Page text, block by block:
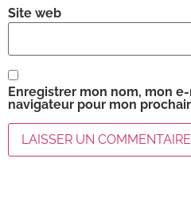
Site web
Enregistrer mon nom, mon
navigateur pour mon